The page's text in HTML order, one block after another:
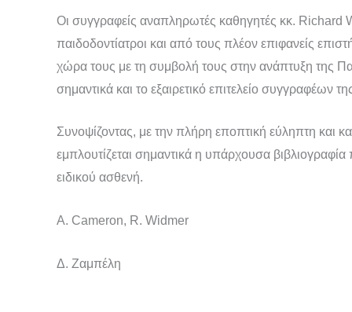
Οι συγγραφείς αναπληρωτές καθηγητές κκ. Richard
παιδοδοντίατροι και από τους πλέον επιφανείς
χώρα τους με τη συμβολή τους στην ανάπτυξη της
σημαντικά και το εξαιρετικό επιτελείο
Συνοψίζοντας, με την πλήρη εποπτική εύληπτη και
εμπλουτίζεται σημαντικά η υπάρχουσα
ειδικού ασθενή.
A. Cameron, R. Widmer
Δ. Ζαμπέλη